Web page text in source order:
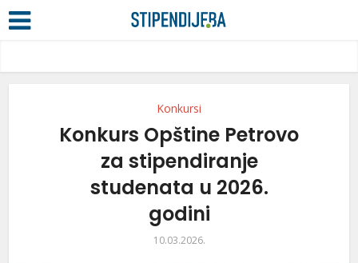
Konkursi
Konkurs Opštine Petrovo
za stipendiranje
studenata u 2026.
godini
10.03.2026.